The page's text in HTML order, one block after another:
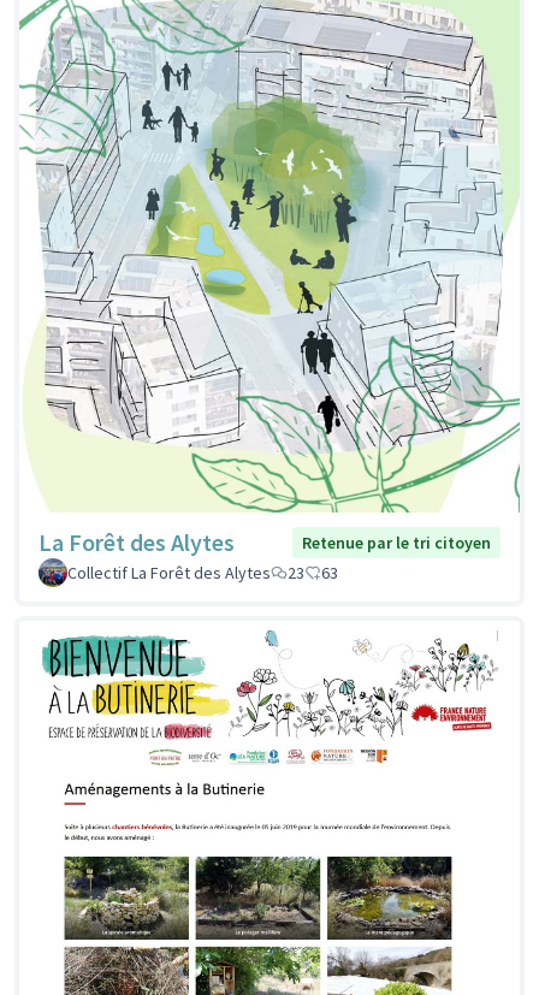
La Forêt des Alytes
Retenue par le tri citoyen
Collectif La Forêt des Alytes
23 63